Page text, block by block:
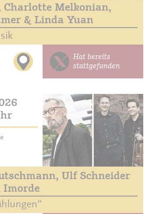
Charlotte Melkonian,
& Linda Yuan
Hat bereits
stattgefunden
Ulf Schneider
Imorde